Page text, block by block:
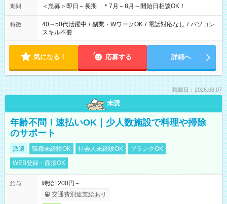
期間 ＜急募＞即日～長期 ＊7月～8月～開始日相談OK！
特徴 40～50代活躍中 / 副業・WワークOK / 電話対応なし / パソコン
スキル不要
気になる！ 応募する 詳細へ
掲載日：2026.08.07
未読
年齢不問！速払いOK｜少人数施設で料理や掃除
のサポート
派遣 職種未経験OK 社会人未経験OK
ブランクOK
WEB登録・面接OK
給与
時給1200円～
交通費別途支給あり